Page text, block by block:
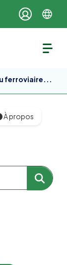
ferroviaire...
À propos